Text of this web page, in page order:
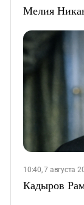
Мелия
10:40, 7 августа
Кадыров